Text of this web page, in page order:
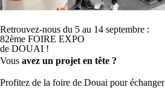
Retrouvez-nous du 5 au 14 septembre :
82ème FOIRE EXPO
de DOUAI !
Vous avez un projet en tête ?
Profitez de la foire de Douai pour